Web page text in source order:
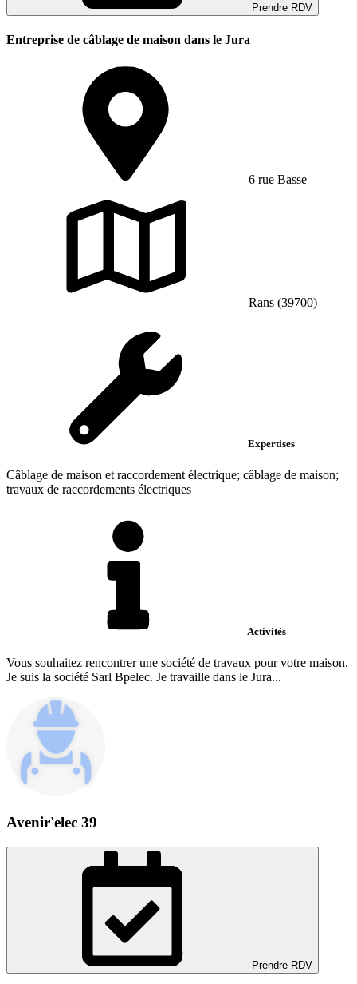
Prendre RDV
Entreprise de câblage de maison dans le Jura
6 rue Basse
Rans (39700)
Expertises
Câblage de maison et raccordement électrique; câblage de maison;
travaux de raccordements électriques
Activités
Vous souhaitez rencontrer une société de travaux pour votre maison.
Je suis la société Sarl Bpelec. Je travaille dans le Jura...
Avenir'elec 39
Prendre RDV